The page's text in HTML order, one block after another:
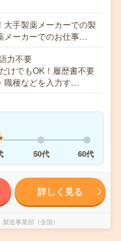
手製薬メーカーでの製
メーカーでのお仕事…
力不要
けでもOK！履歴書不要
職種などを入力す…
50代 60代
詳しく見る
造事業部（全国）